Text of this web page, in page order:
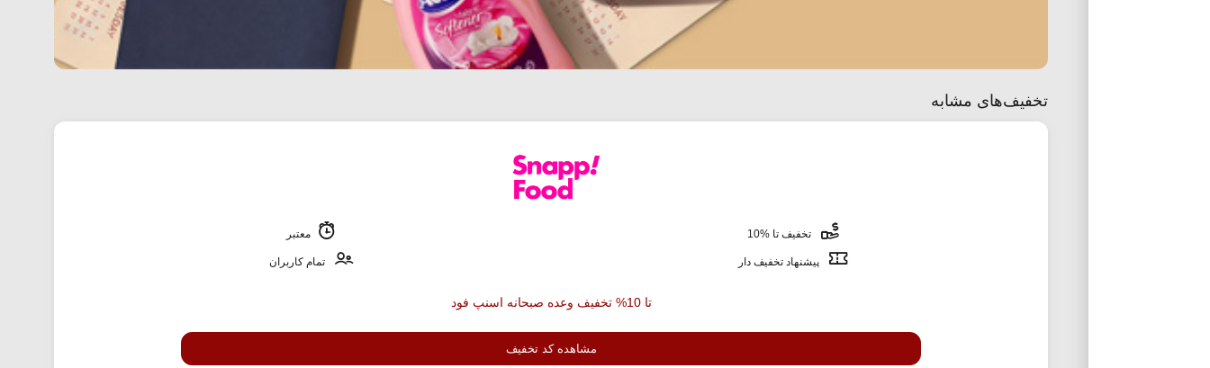
تخفیف‌های مشابه
تخفیف تا %10 معتبر
پیشنهاد تخفیف دار تمام کاربران
تا 10% تخفیف وعده صبحانه اسنپ فود
مشاهده کد تخفیف